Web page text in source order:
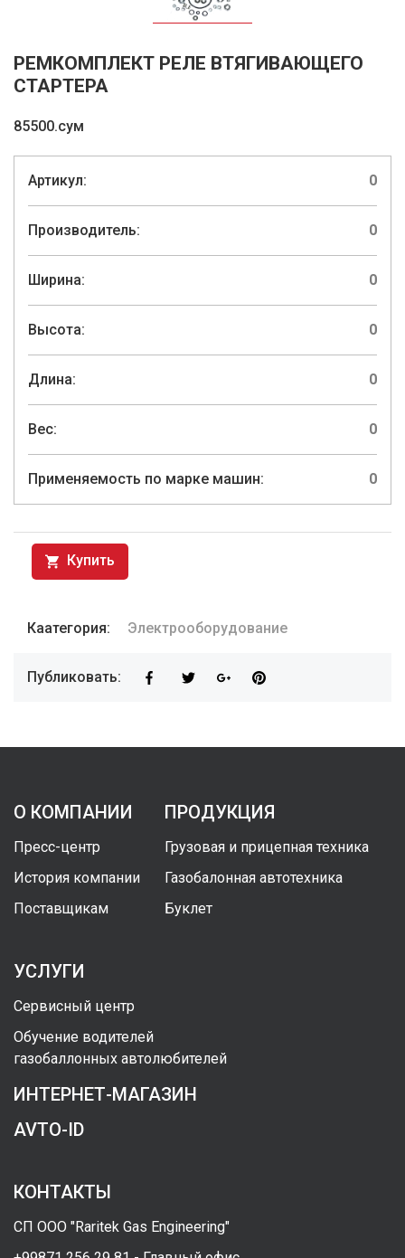
РЕМКОМПЛЕКТ РЕЛЕ ВТЯГИВАЮЩЕГО
СТАРТЕРА
85500.сум
Артикул: 0
Производитель: 0
Ширина: 0
Высота: 0
Длина: 0
Вес: 0
Применяемость по марке машин: 0
Купить
Каатегория: Электрооборудование
Публиковать:
О КОМПАНИИ
Пресс-центр
История компании
Поставщикам
ПРОДУКЦИЯ
Грузовая и прицепная техника
Газобалонная автотехника
Буклет
УСЛУГИ
Сервисный центр
Обучение водителей
газобаллонных автолюбителей
ИНТЕРНЕТ-МАГАЗИН
AVTO-ID
КОНТАКТЫ
СП ООО "Raritek Gas Engineering"